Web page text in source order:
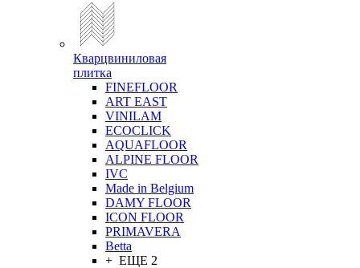
Кварцвиниловая
плитка
FINEFLOOR
ART EAST
VINILAM
ECOCLICK
AQUAFLOOR
ALPINE FLOOR
IVC
Made in Belgium
DAMY FLOOR
ICON FLOOR
PRIMAVERA
Betta
+ ЕЩЕ 2